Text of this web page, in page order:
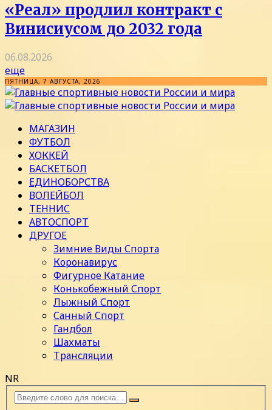
«Реал» продлил контракт с
Винисиусом до 2032 года
06.08.2026
еще
ПЯТНИЦА, 7 АВГУСТА, 2026
МАГАЗИН
ФУТБОЛ
ХОККЕЙ
БАСКЕТБОЛ
ЕДИНОБОРСТВА
ВОЛЕЙБОЛ
ТЕННИС
АВТОСПОРТ
ДРУГОЕ
Зимние Виды Спорта
Коронавирус
Фигурное Катание
Конькобежный Спорт
Лыжный Спорт
Санный Спорт
Гандбол
Шахматы
Трансляции
NR